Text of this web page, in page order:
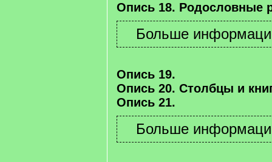
Опись 18. Родословные
Опись 19.
Опись 20. Столбцы и
Опись 21.